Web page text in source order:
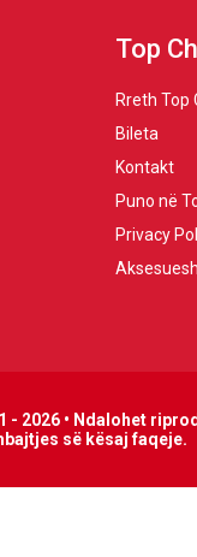
Top
Rreth Top
Bileta
Kontakt
Puno në
Privacy
- 2026 • Ndalohet
së kësaj faqeje.